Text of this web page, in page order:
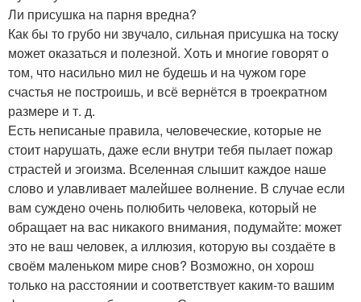
Ли присушка на парня вредна?
Как бы то грубо ни звучало, сильная присушка на тоску
может оказаться и полезной. Хоть и многие говорят о
том, что насильно мил не будешь и на чужом горе
счастья не построишь, и всё вернётся в троекратном
размере и т. д.
Есть неписаные правила, человеческие, которые не
стоит нарушать, даже если внутри тебя пылает пожар
страстей и эгоизма. Вселенная слышит каждое наше
слово и улавливает малейшее волнение. В случае если
вам суждено очень полюбить человека, который не
обращает на вас никакого внимания, подумайте: может
это не ваш человек, а иллюзия, которую вы создаёте в
своём маленьком мире снов? Возможно, он хорош
только на расстоянии и соответствует каким-то вашим